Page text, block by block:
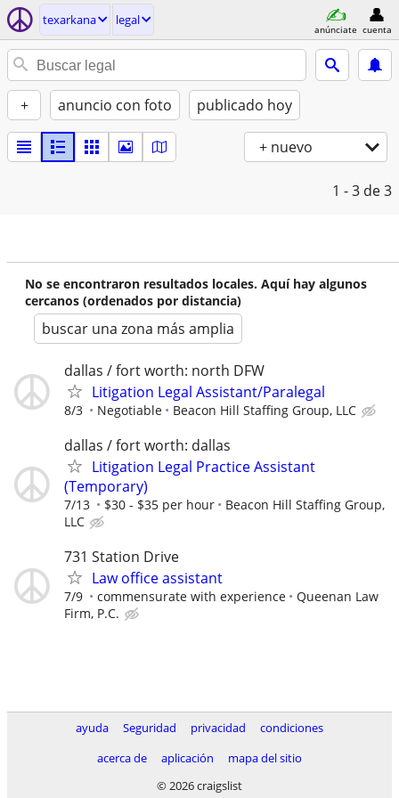
texarkana legal
anúnciate cuenta
+ anuncio con foto publicado hoy
+ nuevo
1 - 3 de 3
No se encontraron resultados locales. Aquí hay algunos
cercanos (ordenados por distancia)
buscar una zona más amplia
dallas / fort worth: north DFW
Litigation Legal Assistant/Paralegal
8/3 Negotiable Beacon Hill Staffing Group, LLC
dallas / fort worth: dallas
Litigation Legal Practice Assistant
(Temporary)
7/13 $30 - $35 per hour
Beacon Hill Staffing Group,
LLC
731 Station Drive
Law office assistant
7/9 commensurate with experience
Queenan Law
Firm, P.C.
ayuda Seguridad privacidad
condiciones
acerca de
aplicación
mapa del sitio
© 2026 craigslist